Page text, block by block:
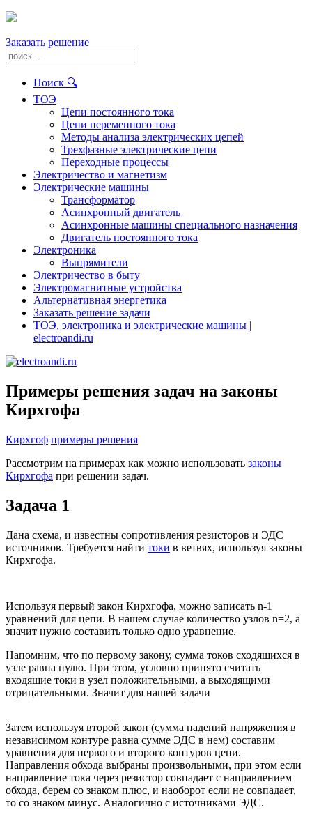
Заказать решение
Поиск 🔍
ТОЭ
Цепи постоянного тока
Цепи переменного тока
Методы анализа электрических цепей
Трехфазные электрические цепи
Переходные процессы
Электричество и магнетизм
Электрические машины
Трансформатор
Асинхронный двигатель
Асинхронные машины специального назначения
Двигатель постоянного тока
Электроника
Выпрямители
Электричество в быту
Электромагнитные устройства
Альтернативная энергетика
Заказать решение задачи
ТОЭ, электроника и электрические машины |
electroandi.ru
Примеры решения задач на законы
Кирхгофа
Кирхгоф примеры решения
Рассмотрим на примерах как можно использовать законы
Кирхгофа при решении задач.
Задача 1
Дана схема, и известны сопротивления резисторов и ЭДС
источников. Требуется найти токи в ветвях, используя законы
Кирхгофа.
Используя первый закон Кирхгофа, можно записать n-1
уравнений для цепи. В нашем случае количество узлов n=2, а
значит нужно составить только одно уравнение.
Напомним, что по первому закону, сумма токов сходящихся в
узле равна нулю. При этом, условно принято считать
входящие токи в узел положительными, а выходящими
отрицательными. Значит для нашей задачи
Затем используя второй закон (сумма падений напряжения в
независимом контуре равна сумме ЭДС в нем) составим
уравнения для первого и второго контуров цепи.
Направления обхода выбраны произвольными, при этом если
направление тока через резистор совпадает с направлением
обхода, берем со знаком плюс, и наоборот если не совпадает,
то со знаком минус. Аналогично с источниками ЭДС.